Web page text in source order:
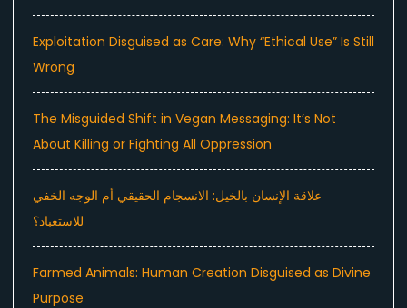
Exploitation Disguised as Care: Why “Ethical Use” Is Still
Wrong
The Misguided Shift in Vegan Messaging: It’s Not
About Killing or Fighting All Oppression
علاقة الإنسان بالخيل: الانسجام الحقيقي أم الوجه الخفي
للاستعباد؟
Farmed Animals: Human Creation Disguised as Divine
Purpose